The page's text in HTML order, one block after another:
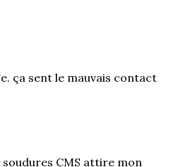
ça sent le mauvais contact
CMS attire mon